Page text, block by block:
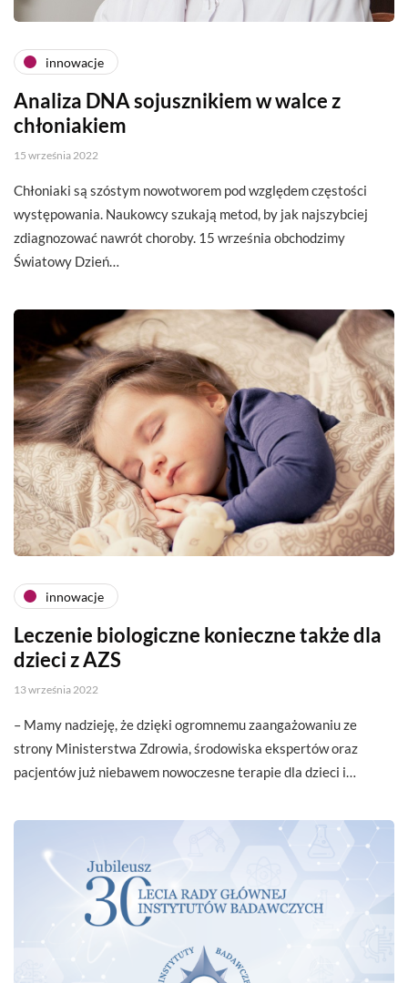
innowacje
Analiza DNA sojusznikiem w walce z
chłoniakiem
15 września 2022
Chłoniaki są szóstym nowotworem pod względem częstości
występowania. Naukowcy szukają metod, by jak najszybciej
zdiagnozować nawrót choroby. 15 września obchodzimy
Światowy Dzień…
innowacje
Leczenie biologiczne konieczne także dla
dzieci z AZS
13 września 2022
– Mamy nadzieję, że dzięki ogromnemu zaangażowaniu ze
strony Ministerstwa Zdrowia, środowiska ekspertów oraz
pacjentów już niebawem nowoczesne terapie dla dzieci i…